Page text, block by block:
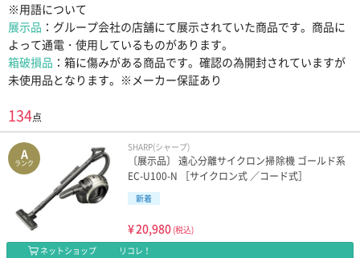
※用語について
展示品 ：グループ会社の店舗にて展示されていた商品です。商品に
よって通電・使用しているものがあります。
箱破損品 ：箱に傷みがある商品です。確認の為開封されていますが
未使用品となります。※メーカー保証あり
134点
A
ランク
SHARP(シャープ)
〔展示品〕 遠心分離サイクロン掃除機 ゴールド系
EC-U100-N ［サイクロン式 ／コード式］
新着
¥20,980 (税込)
ネットショップ
リコレ！